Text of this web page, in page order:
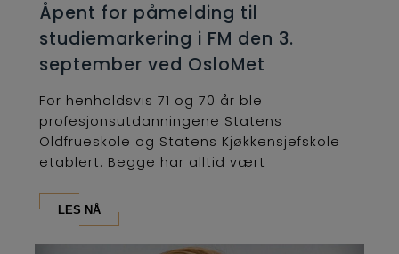
Åpent for påmelding til
studiemarkering i FM den 3.
september ved OsloMet
For henholdsvis 71 og 70 år ble
profesjonsutdanningene Statens
Oldfrueskole og Statens Kjøkkensjefskole
etablert. Begge har alltid vært
LES NÅ